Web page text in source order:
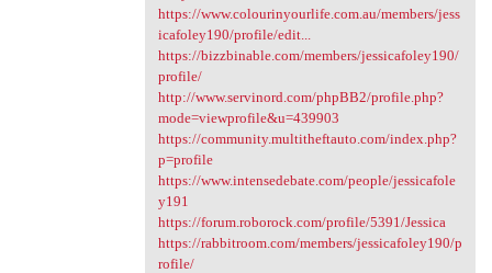
https://www.colourinyourlife.com.au/members/jess
icafoley190/profile/edit...
https://bizzbinable.com/members/jessicafoley190/
profile/
http://www.servinord.com/phpBB2/profile.php?
mode=viewprofile&u=439903
https://community.multitheftauto.com/index.php?
p=profile
https://www.intensedebate.com/people/jessicafole
y191
https://forum.roborock.com/profile/5391/Jessica
https://rabbitroom.com/members/jessicafoley190/p
rofile/